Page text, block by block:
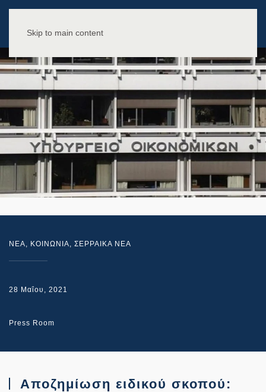
Skip to main content
NEA, ΚΟΙΝΩΝΙΑ, ΣΕΡΡΑΙΚΑ ΝΕΑ
28 Μαΐου, 2021
Press Room
Αποζημίωση ειδικού σκοπού: